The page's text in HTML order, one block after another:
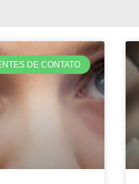
DE CONTATO